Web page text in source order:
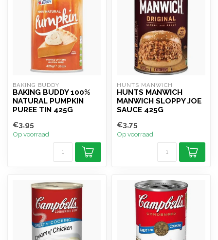
BAKING BUDDY
BAKING BUDDY 100%
NATURAL PUMPKIN
PUREE TIN 425G
€3,95
Op voorraad
HUNTS MANWICH
HUNTS MANWICH
MANWICH SLOPPY JOE
SAUCE 425G
€3,75
Op voorraad